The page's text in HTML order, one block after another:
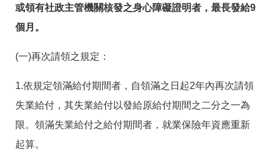
或領有社政主管機關核發之身心障礙證明者，最長發給9
個月。
(一)再次請領之規定：
1.依規定領滿給付期間者，自領滿之日起2年內再次請領
失業給付，其失業給付以發給原給付期間之二分之一為
限。領滿失業給付之給付期間者，就業保險年資應重新
起算。